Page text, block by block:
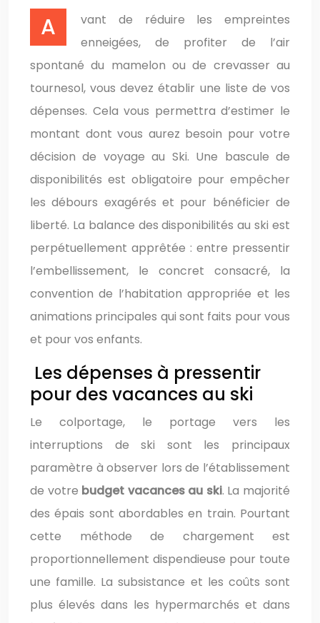
Avant de réduire les empreintes
enneigées, de profiter de l’air
spontané du mamelon ou de crevasser au
tournesol, vous devez établir une liste de vos
dépenses. Cela vous permettra d’estimer le
montant dont vous aurez besoin pour votre
décision de voyage au Ski. Une bascule de
disponibilités est obligatoire pour empêcher
les débours exagérés et pour bénéficier de
liberté. La balance des disponibilités au ski est
perpétuellement apprêtée : entre pressentir
l’embellissement, le concret consacré, la
convention de l’habitation appropriée et les
animations principales qui sont faits pour vous
et pour vos enfants.
Les dépenses à pressentir
pour des vacances au ski
Le colportage, le portage vers les
interruptions de ski sont les principaux
paramètre à observer lors de l’établissement
de votre budget vacances au ski. La majorité
des épais sont abordables en train. Pourtant
cette méthode de chargement est
proportionnellement dispendieuse pour toute
une famille. La subsistance et les coûts sont
plus élevés dans les hypermarchés et dans